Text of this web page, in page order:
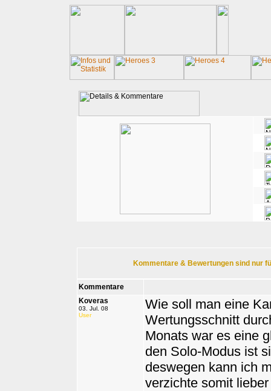
Kommentare & Bewertungen sind nur
Kommentare
Koveras
03. Jul. 08
User
Wie soll man eine
Wertungsschnitt
Monats war es eine
den Solo-Modus ist
deswegen kann ich
verzichte somit